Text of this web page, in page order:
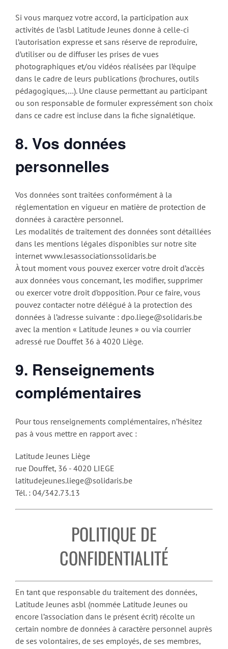
Si vous marquez votre accord, la participation aux
activités de l’asbl Latitude Jeunes donne à celle-ci
l’autorisation expresse et sans réserve de reproduire,
d’utiliser ou de diffuser les prises de vues
photographiques et/ou vidéos réalisées par l’équipe
dans le cadre de leurs publications (brochures, outils
pédagogiques,…). Une clause permettant au participant
ou son responsable de formuler expressément son choix
dans ce cadre est incluse dans la fiche signalétique.
8. Vos données
personnelles
Vos données sont traitées conformément à la
réglementation en vigueur en matière de protection de
données à caractère personnel.
Les modalités de traitement des données sont détaillées
dans les mentions légales disponibles sur notre site
internet www.lesassociationssolidaris.be
À tout moment vous pouvez exercer votre droit d’accès
aux données vous concernant, les modifier, supprimer
ou exercer votre droit d’opposition. Pour ce faire, vous
pouvez contacter notre délégué à la protection des
données à l’adresse suivante : dpo.liege@solidaris.be
avec la mention « Latitude Jeunes » ou via courrier
adressé rue Douffet 36 à 4020 Liège.
9. Renseignements
complémentaires
Pour tous renseignements complémentaires, n’hésitez
pas à vous mettre en rapport avec :
Latitude Jeunes Liège
rue Douffet, 36 - 4020 LIEGE
latitudejeunes.liege@solidaris.be
Tél. : 04/342.73.13
POLITIQUE DE
CONFIDENTIALITÉ
En tant que responsable du traitement des données,
Latitude Jeunes asbl (nommée Latitude Jeunes ou
encore l’association dans le présent écrit) récolte un
certain nombre de données à caractère personnel auprès
de ses volontaires, de ses employés, de ses membres,